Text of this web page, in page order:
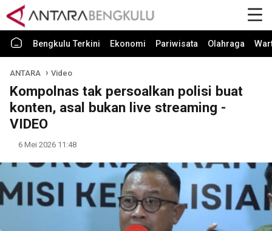
Bengkulu Terkini Ekonomi Pariwisata Olahraga
ANTARA Video
Kompolnas tak persoalkan polisi buat
konten, asal bukan live streaming -
VIDEO
6 Mei 2026 11:48